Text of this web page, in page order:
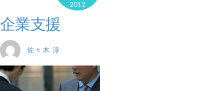
2012
企業支援
佐々木 淳